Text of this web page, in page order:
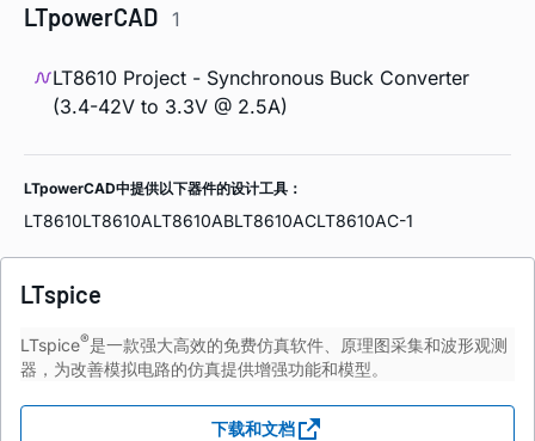
LTpowerCAD 1
LT8610 Project - Synchronous Buck Converter
(3.4-42V to 3.3V @ 2.5A)
LTpowerCAD中提供以下器件的设计工具：
LT8610LT8610ALT8610ABLT8610ACLT8610AC-1
LTspice
LTspice®是一款强大高效的免费仿真软件、原理图采集和波形观测
器，为改善模拟电路的仿真提供增强功能和模型。
下载和文档